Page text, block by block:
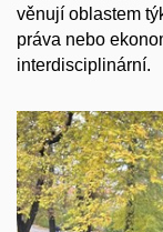
věnují oblastem
práva nebo
interdisciplinární.